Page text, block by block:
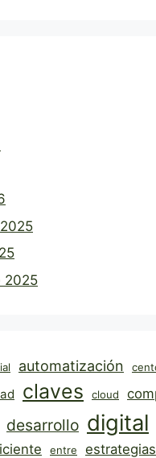
2025
automatización
claves cloud
desarrollo digital
entre estrategias